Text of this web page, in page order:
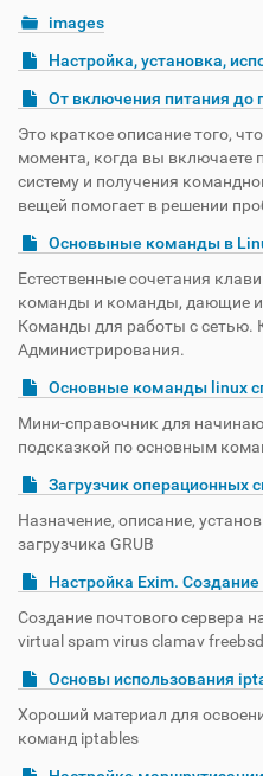
images
Настройка, установка,
От включения питания до
Это краткое описание того,
момента, когда вы включаете
систему и получения
вещей помогает в решении
Основыные команды в
Естественные сочетания
команды и команды, дающие
Команды для работы с сетью.
Администрирования.
Основные команды linux
Мини-справочник для
подсказкой по основным
Загрузчик операционных
Назначение, описание,
загрузчика GRUB
Настройка Exim. Создание
Создание почтового сервера
virtual spam virus clamav
Основы использования
Хороший материал для
команд iptables